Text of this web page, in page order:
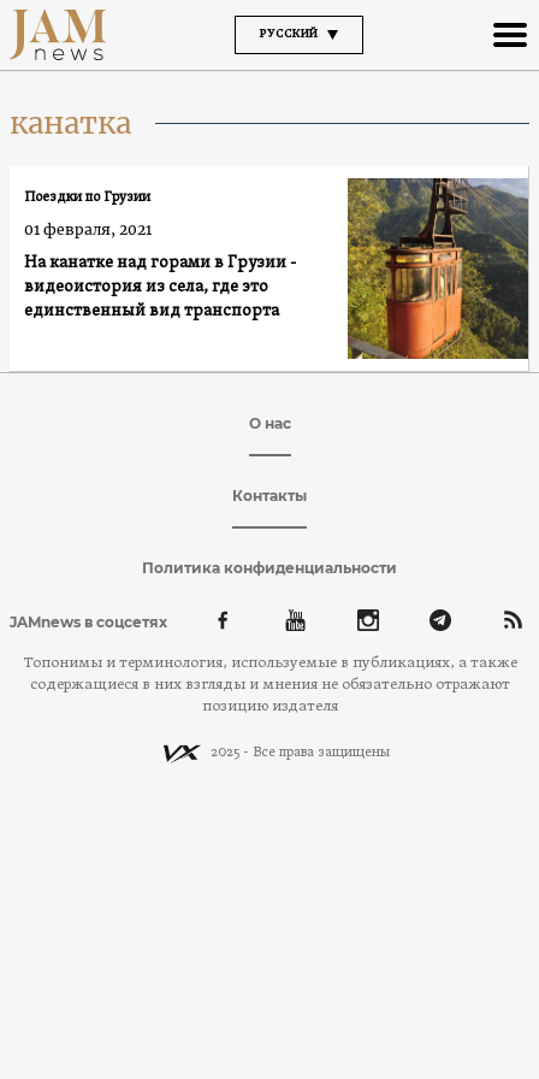
РУССКИЙ
канатка
На канатке над горами в Грузии -
видеоистория из села, где это
единственный вид транспорта
Поездки по Грузии
01 февраля, 2021
О нас
Контакты
Политика конфиденциальности
JAMnews в соцсетях
Топонимы и терминология, используемые в публикациях, а также
содержащиеся в них взгляды и мнения не обязательно отражают
позицию издателя
2025 - Все права защищены